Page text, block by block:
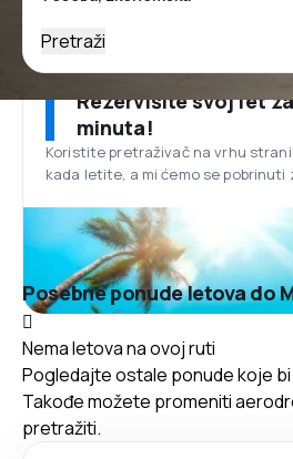
Pretraži
Rezervišite svoj let
minuta!
Koristite pretraživač na vrhu
kada letite, a mi ćemo se pobrinuti
Posebne ponude letova do
Nema letova na ovoj ruti
Pogledajte ostale ponude koje
Takođe možete promeniti
pretražiti.